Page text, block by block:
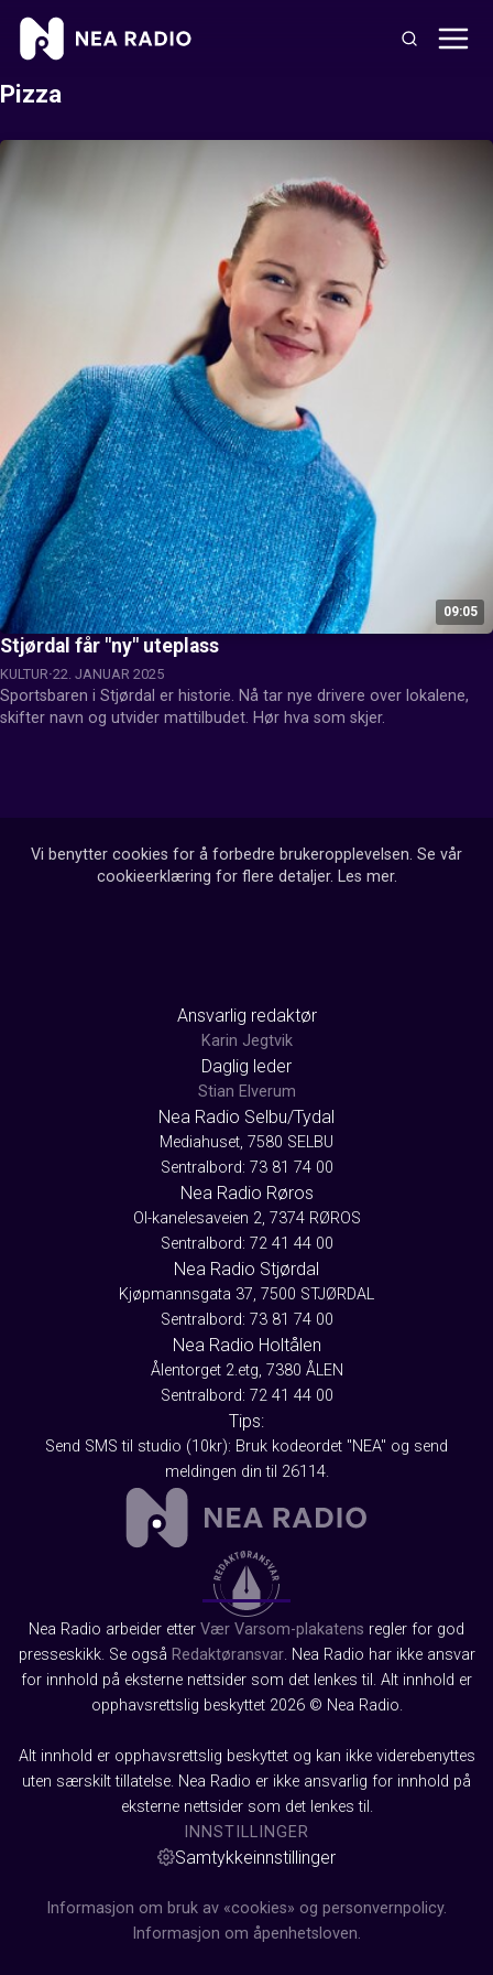
Pizza
09:05
Stjørdal får "ny" uteplass
KULTUR 22. JANUAR 2025
Sportsbaren i Stjørdal er historie. Nå tar nye drivere over lokalene,
skifter navn og utvider mattilbudet. Hør hva som skjer.
Vi benytter cookies for å forbedre brukeropplevelsen. Se vår
cookieerklæring for flere detaljer. Les mer.
Ansvarlig redaktør
Karin Jegtvik
Daglig leder
Stian Elverum
Nea Radio Selbu/Tydal
Mediahuset, 7580 SELBU
Sentralbord: 73 81 74 00
Nea Radio Røros
Ol-kanelesaveien 2, 7374 RØROS
Sentralbord: 72 41 44 00
Nea Radio Stjørdal
Kjøpmannsgata 37, 7500 STJØRDAL
Sentralbord: 73 81 74 00
Nea Radio Holtålen
Ålentorget 2.etg, 7380 ÅLEN
Sentralbord: 72 41 44 00
Tips:
Send SMS til studio (10kr): Bruk kodeordet "NEA" og send
meldingen din til 26114.
Nea Radio arbeider etter Vær Varsom-plakatens regler for god
presseskikk. Se også Redaktøransvar. Nea Radio har ikke ansvar
for innhold på eksterne nettsider som det lenkes til. Alt innhold er
opphavsrettslig beskyttet 2026 © Nea Radio.
Alt innhold er opphavsrettslig beskyttet og kan ikke viderebenyttes
uten særskilt tillatelse. Nea Radio er ikke ansvarlig for innhold på
eksterne nettsider som det lenkes til.
INNSTILLINGER
Samtykkeinnstillinger
Informasjon om bruk av «cookies» og personvernpolicy.
Informasjon om åpenhetsloven.